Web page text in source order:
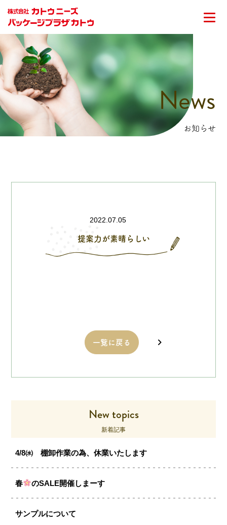
News
お知らせ
2022.07.05
提案力が素晴らしい
一覧に戻る
New topics
新着記事
4/8㈬ 棚卸作業の為、休業いたします
春 のSALE開催しまーす
サンプルについて